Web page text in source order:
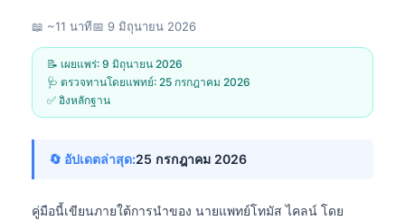
📖 ~11 นาที📅 9 มิถุนายน 2026
📝 เผยแพร่: 9 มิถุนายน 2026
🩺 ตรวจทานโดยแพทย์: 25 กรกฎาคม 2026
✅ อิงหลักฐาน
🔄 อัปเดตล่าสุด:25 กรกฎาคม 2026
คู่มือนี้เขียนภายใต้การนำของ นายแพทย์โทมัส ไคลน์ โดย